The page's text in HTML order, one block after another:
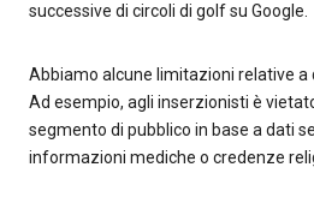
successive di circoli di golf su Google.
Abbiamo alcune limitazioni relative a
Ad esempio, agli inserzionisti è
segmento di pubblico in base a dati
informazioni mediche o credenze